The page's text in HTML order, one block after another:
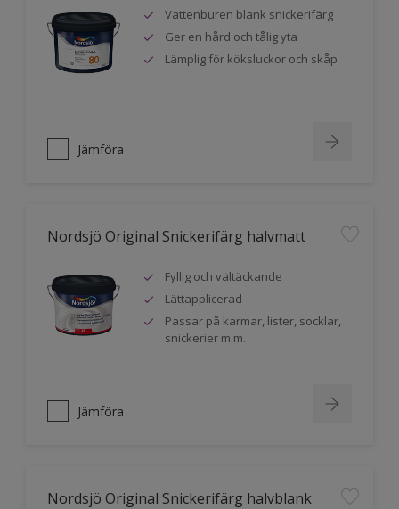
Vattenburen blank snickerifärg
Ger en hård och tålig yta
Lämplig för köksluckor och skåp
Jämföra
Nordsjö Original Snickerifärg halvmatt
Fyllig och vältäckande
Lättapplicerad
Passar på karmar, lister, socklar,
snickerier m.m.
Jämföra
Nordsjö Original Snickerifärg halvblank